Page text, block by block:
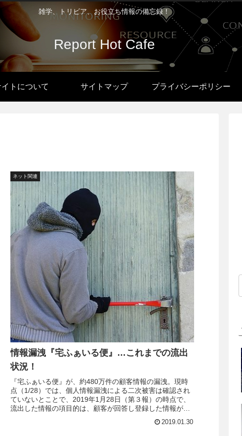
雑学、トリビア、お役立ち情報の備忘録！
Report Hot Cafe
イトについて サイトマップ プライバシーポリシー
ネット関連
情報漏洩『宅ふぁいる便』…これまでの流出
状況！
『宅ふぁいる便』が、約480万件の顧客情報の漏洩。現時
点（1/28）では、個人情報漏洩による二次被害は確認され
ていないとことで、2019年1月28日（第３報）の時点で、
流出した情報の項目的は、顧客が回答し登録した情報が漏
2019.01.30